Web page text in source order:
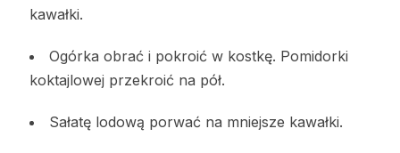
kawałki.
Ogórka obrać i pokroić w kostkę. Pomidorki
koktajlowej przekroić na pół.
Sałatę lodową porwać na mniejsze kawałki.